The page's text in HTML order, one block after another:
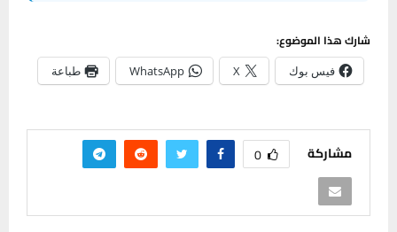
شارك هذا الموضوع:
فيس بوك X
WhatsApp طباعة
مشاركة 0